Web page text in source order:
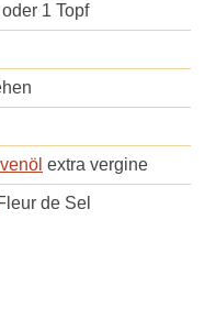
oder 1 Topf
extra vergine
de Sel